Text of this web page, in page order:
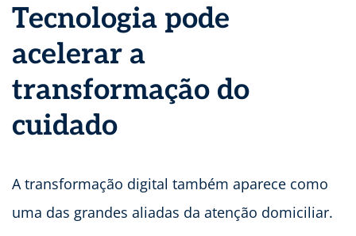
Tecnologia pode
acelerar a
transformação do
cuidado
A transformação digital também aparece como
uma das grandes aliadas da atenção domiciliar.